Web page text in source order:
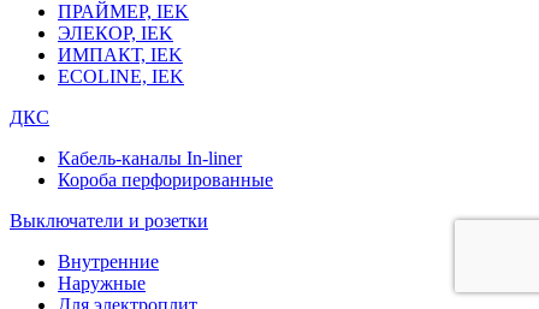
ПРАЙМЕР, IEK
ЭЛЕКОР, IEK
ИМПАКТ, IEK
ECOLINE, IEK
ДКС
Кабель-каналы In-liner
Короба перфорированные
Выключатели и розетки
Внутренние
Наружные
Для электроплит